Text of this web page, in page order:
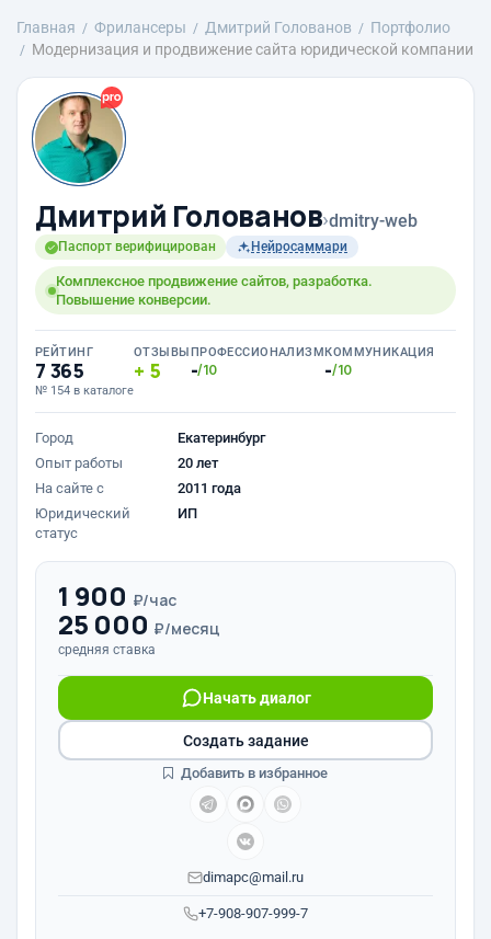
Главная Фрилансеры Дмитрий Голованов
Портфолио
Модернизация и продвижение сайта юридической компании
Дмитрий Голованов›dmitry-web
Паспорт верифицирован Нейросаммари
Комплексное продвижение сайтов, разработка.
Повышение конверсии.
РЕЙТИНГ
7 365
№ 154 в каталоге
ОТЗЫВЫ
5
ПРОФЕССИОНАЛИЗМ
-/10
КОММУНИКАЦИЯ
-/10
Город
Екатеринбург
Опыт работы
20 лет
На сайте с
2011 года
Юридический
статус
ИП
1 900 ₽/час
25 000 ₽/месяц
средняя ставка
+7-908-907-999-7
Начать диалог
dimapc@mail.ru
Создать задание
Добавить в избранное